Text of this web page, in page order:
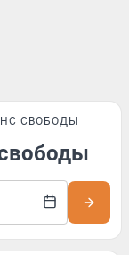
СВОБОДЫ